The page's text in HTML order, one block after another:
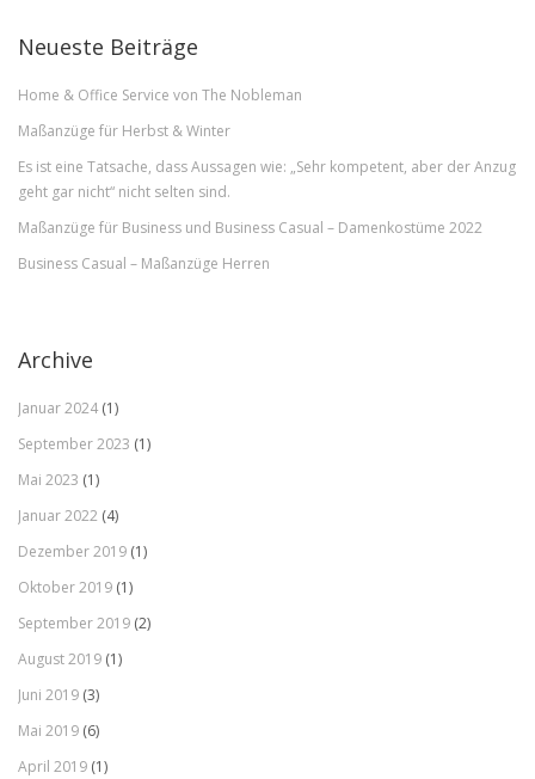
Neueste Beiträge
Home & Office Service von The Nobleman
Maßanzüge für Herbst & Winter
Es ist eine Tatsache, dass Aussagen wie: „Sehr kompetent, aber der Anzug
geht gar nicht“ nicht selten sind.
Maßanzüge für Business und Business Casual – Damenkostüme 2022
Business Casual – Maßanzüge Herren
Archive
Januar 2024 (1)
September 2023 (1)
Mai 2023 (1)
Januar 2022 (4)
Dezember 2019 (1)
Oktober 2019 (1)
September 2019 (2)
August 2019 (1)
Juni 2019 (3)
Mai 2019 (6)
April 2019 (1)